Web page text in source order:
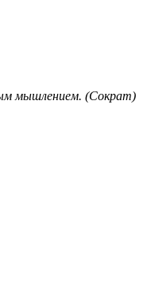
мышлением. (Сократ)